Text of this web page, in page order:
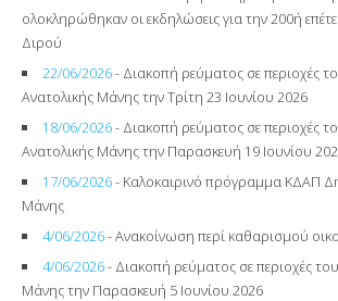
ολοκληρώθηκαν οι εκδηλώσεις για την 200ή
Διρού
22/06/2026- Διακοπή ρεύματος σε περιοχές
Ανατολικής Μάνης την Τρίτη 23 Ιουνίου 2026
18/06/2026- Διακοπή ρεύματος σε περιοχές
Ανατολικής Μάνης την Παρασκευή 19 Ιουνίου
17/06/2026- Καλοκαιρινό πρόγραμμα ΚΔΑΠ
Μάνης
4/06/2026- Ανακοίνωση περί καθαρισμού
4/06/2026- Διακοπή ρεύματος σε περιοχές
Μάνης την Παρασκευή 5 Ιουνίου 2026